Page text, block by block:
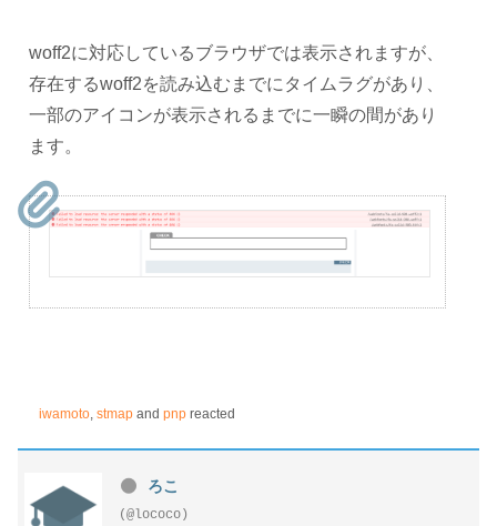
woff2に対応しているブラウザでは表示されますが、
存在するwoff2を読み込むまでにタイムラグがあり、
一部のアイコンが表示されるまでに一瞬の間があり
ます。
iwamoto stmap and pnp reacted
ろこ
(@lococo)